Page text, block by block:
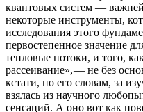
квантовых систем —
некоторые инструменты,
исследования этого
первостепенное значение
тепловые потоки, и того,
рассеивание», — ​не без
кстати, по его словам, за
взялась из научного
сенсаций. А оно вот как